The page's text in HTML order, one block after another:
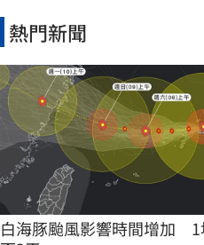
熱門新聞
白海豚颱風影響時間增加　